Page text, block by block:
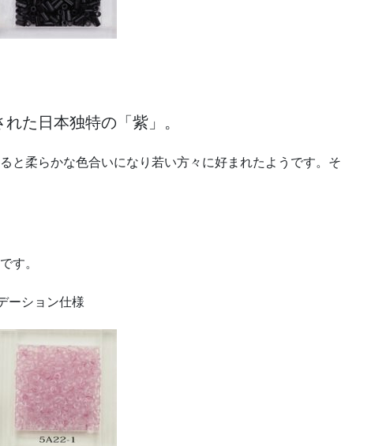
た日本独特の「紫」。
と柔らかな色合いになり若い方々に好まれたようです。そ
す。
ーション仕様